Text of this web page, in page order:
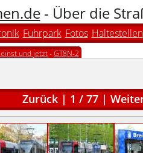
- Über die
Fuhrpark Fotos Haltestellen
und jetzt-GT8N-2
Zurück | 1 / 77 |